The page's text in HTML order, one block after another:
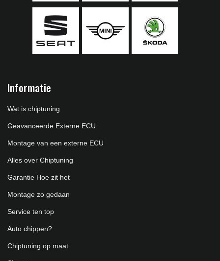
Informatie
Wat is chiptuning
Geavanceerde Externe ECU
Montage van een externe ECU
Alles over Chiptuning
Garantie Hoe zit het
Montage zo gedaan
Service ten top
Auto chippen?
Chiptuning op maat